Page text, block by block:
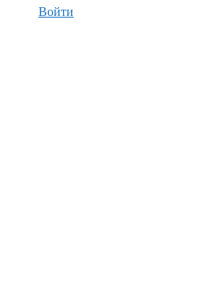
Войти